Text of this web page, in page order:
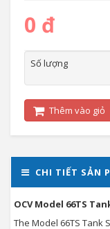
0 đ
Số lượng
Thêm vào giỏ
CHI TIẾT SẢN
OCV Model 66TS
The Model 66TS Tank